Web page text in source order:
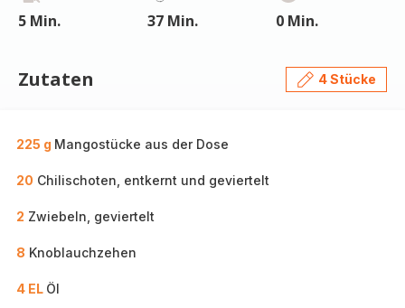
5 Min. 37 Min. 0 Min.
Zutaten 4 Stücke
225 g Mangostücke aus der Dose
20 Chilischoten, entkernt und geviertelt
2 Zwiebeln, geviertelt
8 Knoblauchzehen
4 EL Öl